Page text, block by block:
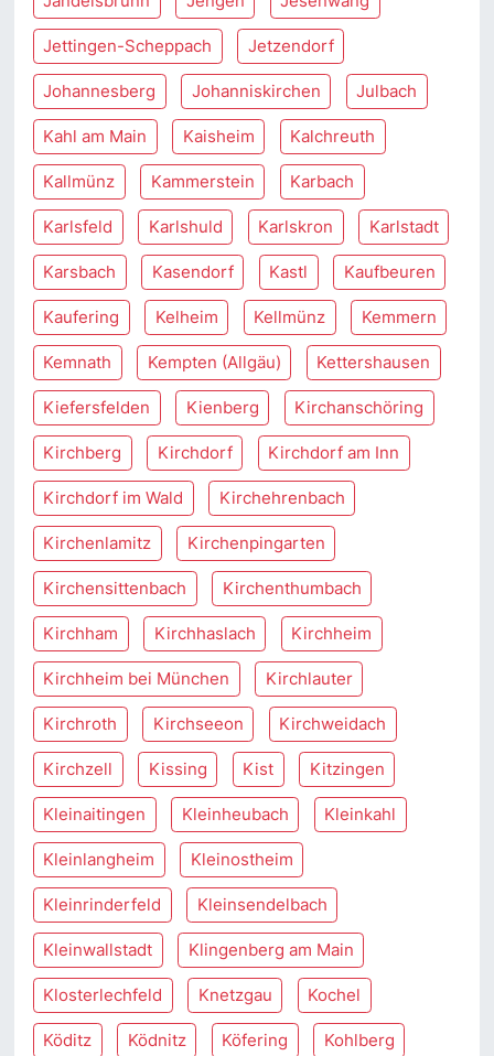
Jettingen-Scheppach Jetzendorf
Johannesberg Johanniskirchen Julbach
Kahl am Main Kaisheim Kalchreuth
Kallmünz Kammerstein Karbach
Karlsfeld Karlshuld Karlskron Karlstadt
Karsbach Kasendorf Kastl Kaufbeuren
Kaufering Kelheim Kellmünz Kemmern
Kemnath Kempten (Allgäu) Kettershausen
Kiefersfelden Kienberg Kirchanschöring
Kirchberg Kirchdorf Kirchdorf am Inn
Kirchdorf im Wald Kirchehrenbach
Kirchenlamitz Kirchenpingarten
Kirchensittenbach Kirchenthumbach
Kirchham Kirchhaslach Kirchheim
Kirchheim bei München Kirchlauter
Kirchroth Kirchseeon Kirchweidach
Kirchzell Kissing Kist Kitzingen
Kleinaitingen Kleinheubach Kleinkahl
Kleinlangheim Kleinostheim
Kleinrinderfeld Kleinsendelbach
Kleinwallstadt Klingenberg am Main
Klosterlechfeld Knetzgau Kochel
Köditz Ködnitz Köfering Kohlberg